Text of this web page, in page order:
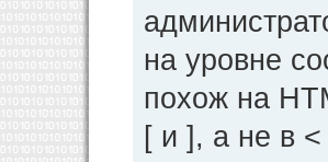
на уровне
похож на
[ и ], а не в